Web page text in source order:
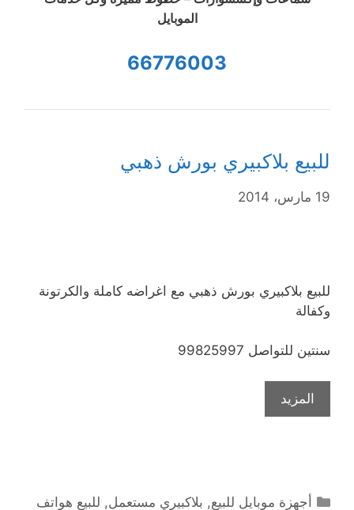
الموبايل
66776003
للبيع بلاكبيري بورش ذهبي
19 مارس، 2014
للبيع بلاكبيري بورش ذهبي مع اغراضه كاملة والكرتونة
وكفالة
سنتين للتواصل 99825997
المزيد
التصنيفات
أجهزة موبايل للبيع, بلاكبيري مستعمل, للبيع هواتف